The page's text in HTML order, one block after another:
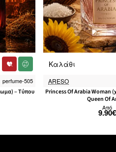
New
perfume-505
– Τύπου
ARESO
Princess Of Arabia Woman
Queen Of
Από
9.90€
Καλάθι